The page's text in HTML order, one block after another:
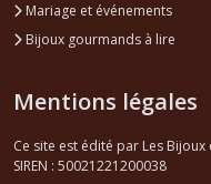
Mariage et événements
Bijoux gourmands à lire
Mentions légales
Ce site est édité par Les Bijoux
SIREN : 50021221200038